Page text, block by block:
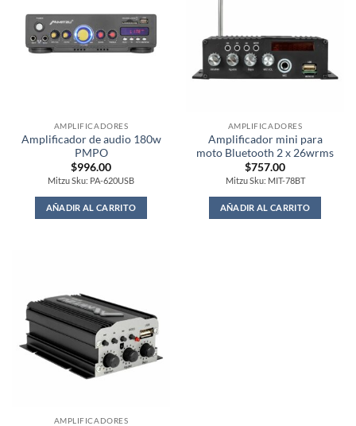
AMPLIFICADORES
Amplificador de audio 180w
PMPO
$996.00
Mitzu Sku: PA-620USB
AÑADIR AL CARRITO
AMPLIFICADORES
Amplificador mini para
moto Bluetooth 2 x 26wrms
$757.00
Mitzu Sku: MIT-78BT
AÑADIR AL CARRITO
AMPLIFICADORES